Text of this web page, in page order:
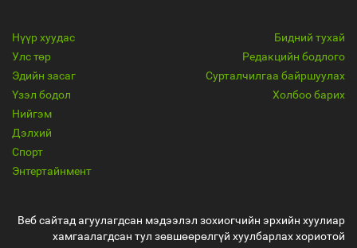
Нүүр хуудас
Улс төр
Эдийн засаг
Үзэл бодол
Нийгэм
Дэлхий
Спорт
Энтертайнмент
Бидний тухай
Редакцийн бодлого
Сурталчилгаа байршуулах
Холбоо барих
Веб сайтад агуулагдсан мэдээлэл зохиогчийн эрхийн хуулиар
хамгаалагдсан тул зөвшөөрөлгүй хуулбарлах хориотой